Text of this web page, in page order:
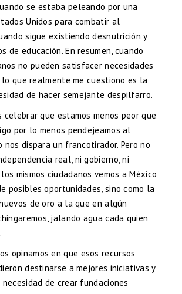
se estaba peleando por una
Unidos para combatir al
sigue existiendo desnutrición y
de educación. En resumen, cuando
no pueden satisfacer necesidades
lo que realmente me cuestiono es la
de hacer semejante despilfarro.
celebrar que estamos menos peor que
por lo menos pendejeamos al
nos dispara un francotirador. Pero no
real, ni gobierno, ni
mismos ciudadanos vemos a México
posibles oportunidades, sino como la
de oro a la que en algún
jalando agua cada quien
opinamos en que esos recursos
destinarse a mejores iniciativas y
de crear fundaciones